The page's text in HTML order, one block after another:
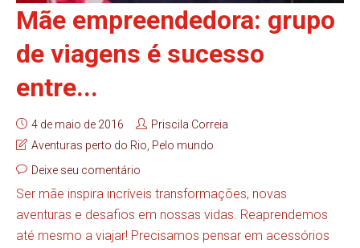
Mãe empreendedora: grupo
de viagens é sucesso
entre...
4 de maio de 2016
Priscila Correia
Aventuras perto do Rio, Pelo mundo
Deixe seu comentário
Ser mãe inspira incríveis transformações, novas
aventuras e desafios em nossas vidas. Reaprendemos
até mesmo a viajar! Precisamos pensar em acessórios